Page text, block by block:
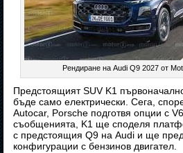
Рендиране на Audi Q9 2027 от
Предстоящият SUV K1
бъде само електрически. Сега,
Autocar, Porsche подготвя опции с
съобщенията, K1 ще споделя
с предстоящия Q9 на Audi и ще
конфигурации с бензинов двигател.